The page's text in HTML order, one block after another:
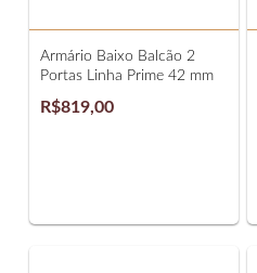
Armário Baixo Balcão 2
Portas Linha Prime 42 mm
R$819,00